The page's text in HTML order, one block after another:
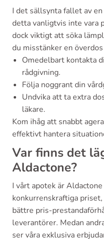
I det sällsynta fallet av
detta vanligtvis inte
dock viktigt att söka
du misstänker en
Omedelbart kontakta
rådgivning.
Följa noggrant din
Undvika att ta extra
läkare.
Kom ihåg att snabbt
effektivt hantera
Var finns det
Aldactone?
I vårt apotek är
konkurrenskraftiga
bättre pris-
leverantörer. Medan
ser våra exklusiva